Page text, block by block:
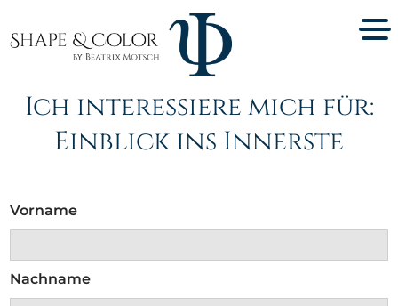
Ich interessiere mich für:
Einblick ins Innerste
Vorname
Nachname